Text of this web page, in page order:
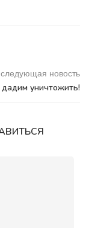
следующая новость
уничтожить!